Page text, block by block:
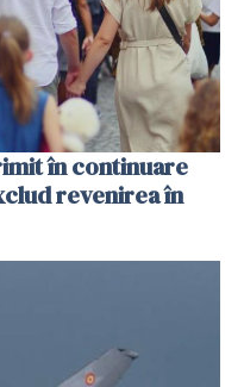
în continuare
revenirea în